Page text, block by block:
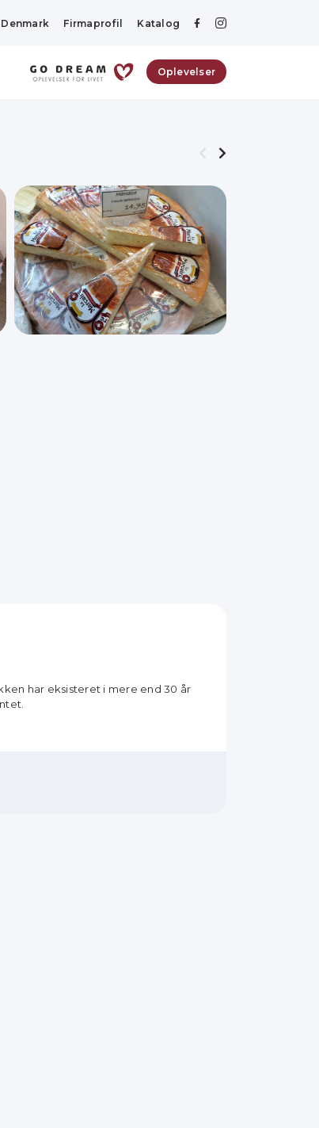
Firmaprofil Katalog
Oplevelser
har eksisteret i mere end 30 år